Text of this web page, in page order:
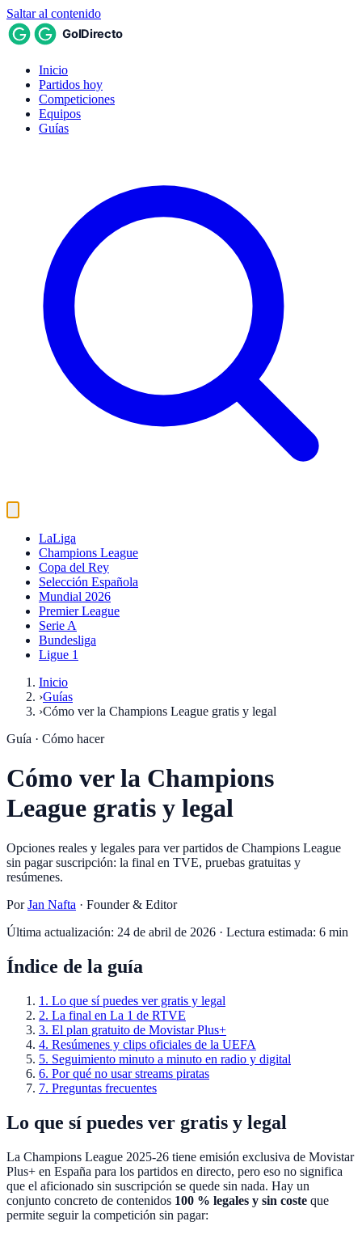
Saltar al contenido
Inicio
Partidos hoy
Competiciones
Equipos
Guías
LaLiga
Champions League
Copa del Rey
Selección Española
Mundial 2026
Premier League
Serie A
Bundesliga
Ligue 1
Inicio
›Guías
›Cómo ver la Champions League gratis y legal
Guía · Cómo hacer
Cómo ver la Champions
League gratis y legal
Opciones reales y legales para ver partidos de Champions League
sin pagar suscripción: la final en TVE, pruebas gratuitas y
resúmenes.
Por Jan Nafta · Founder & Editor
Última actualización: 24 de abril de 2026 · Lectura estimada: 6 min
Índice de la guía
1 . Lo que sí puedes ver gratis y legal
2. La final en La 1 de RTVE
3. El plan gratuito de Movistar Plus+
4. Resúmenes y clips oficiales de la UEFA
5. Seguimiento minuto a minuto en radio y digital
6. Por qué no usar streams piratas
7. Preguntas frecuentes
Lo que sí puedes ver gratis y legal
La Champions League 2025-26 tiene emisión exclusiva de Movistar
Plus+ en España para los partidos en directo, pero eso no significa
que el aficionado sin suscripción se quede sin nada. Hay un
conjunto concreto de contenidos 100 % legales y sin coste que
permite seguir la competición sin pagar: